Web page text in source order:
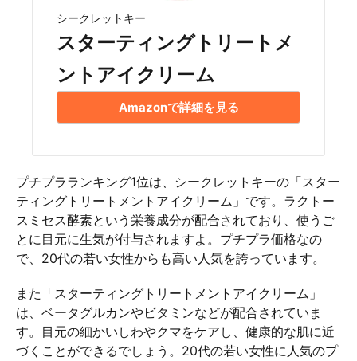
シークレットキー
スターティングトリートメ
ントアイクリーム
Amazonで詳細を見る
プチプラランキング1位は、シークレットキーの「スター
ティングトリートメントアイクリーム」です。ラクトー
スミセス酵素という栄養成分が配合されており、使うご
とに目元に生気が付与されますよ。プチプラ価格なの
で、20代の若い女性からも高い人気を誇っています。
また「スターティングトリートメントアイクリーム」
は、ベータグルカンやビタミンなどが配合されていま
す。目元の細かいしわやクマをケアし、健康的な肌に近
づくことができるでしょう。20代の若い女性に人気のプ